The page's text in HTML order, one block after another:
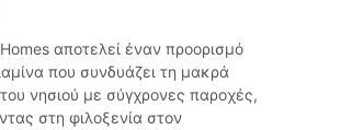
αποτελεί έναν προορισμό
που συνδυάζει τη μακρά
του νησιού με σύγχρονες παροχές,
στη φιλοξενία στον